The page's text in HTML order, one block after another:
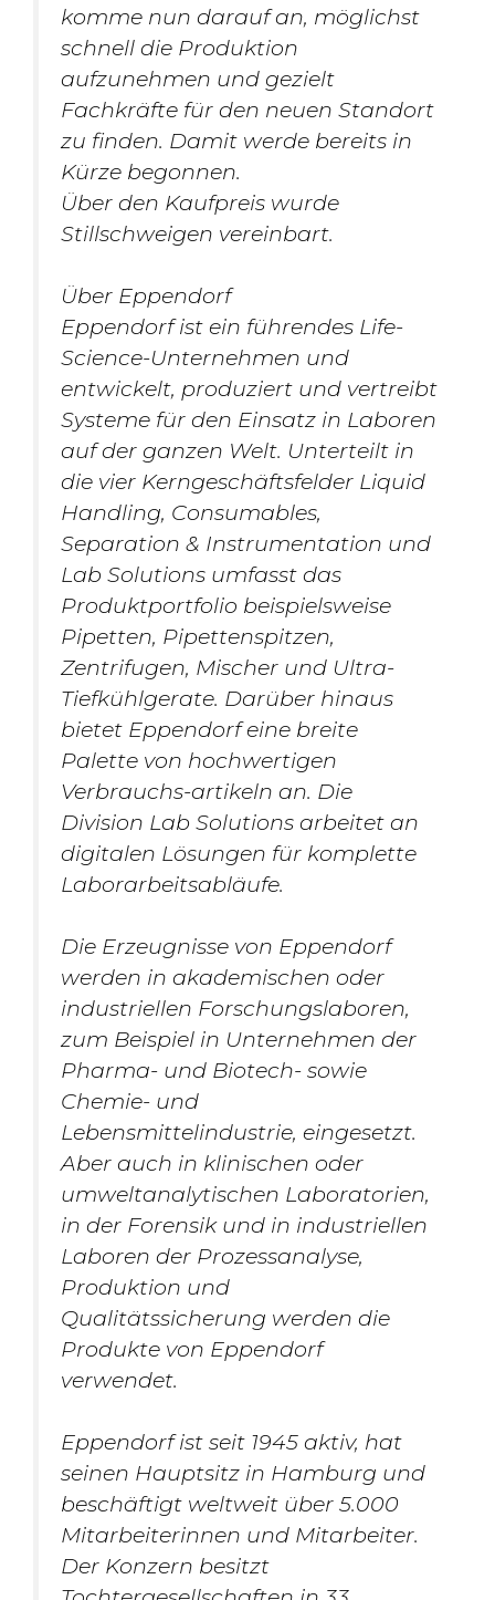
komme nun darauf an, möglichst
schnell die Produktion
aufzunehmen und gezielt
Fachkräfte für den neuen Standort
zu finden. Damit werde bereits in
Kürze begonnen.
Über den Kaufpreis wurde
Stillschweigen vereinbart.
Über Eppendorf
Eppendorf ist ein führendes Life-
Science-Unternehmen und
entwickelt, produziert und vertreibt
Systeme für den Einsatz in Laboren
auf der ganzen Welt. Unterteilt in
die vier Kerngeschäftsfelder Liquid
Handling, Consumables,
Separation & Instrumentation und
Lab Solutions umfasst das
Produktportfolio beispielsweise
Pipetten, Pipettenspitzen,
Zentrifugen, Mischer und Ultra-
Tiefkühlgerate. Darüber hinaus
bietet Eppendorf eine breite
Palette von hochwertigen
Verbrauchs-artikeln an. Die
Division Lab Solutions arbeitet an
digitalen Lösungen für komplette
Laborarbeitsabläufe.
Die Erzeugnisse von Eppendorf
werden in akademischen oder
industriellen Forschungslaboren,
zum Beispiel in Unternehmen der
Pharma- und Biotech- sowie
Chemie- und
Lebensmittelindustrie, eingesetzt.
Aber auch in klinischen oder
umweltanalytischen Laboratorien,
in der Forensik und in industriellen
Laboren der Prozessanalyse,
Produktion und
Qualitätssicherung werden die
Produkte von Eppendorf
verwendet.
Eppendorf ist seit 1945 aktiv, hat
seinen Hauptsitz in Hamburg und
beschäftigt weltweit über 5.000
Mitarbeiterinnen und Mitarbeiter.
Der Konzern besitzt